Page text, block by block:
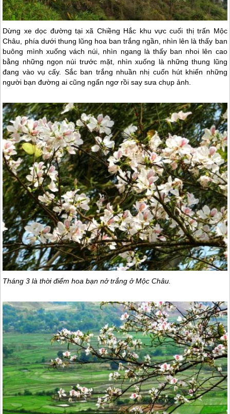
Dừng xe dọc đường tại xã Chiềng Hắc khu vực cuối thị trấn Mộc
Châu , phía dưới thung lũng hoa ban trắng ngần, nhìn lên là thấy ban
buông mình xuống vách núi, nhìn ngang là thấy ban nhoi lên cao
bằng những ngọn núi trước mặt, nhìn xuống là những thung lũng
đang vào vụ cấy. Sắc ban trắng nhuần nhị cuốn hút khiến những
người bạn đường ai cũng ngẩn ngơ rồi say sưa chụp ảnh.
Tháng 3 là thời điểm hoa bạn nở trắng ởMộc Châu.